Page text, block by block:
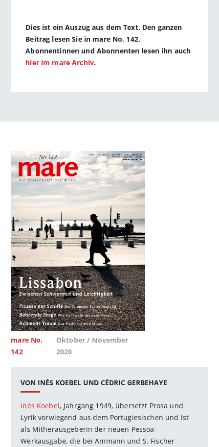
Dies ist ein Auszug aus dem Text. Den ganzen
Beitrag lesen Sie in mare No. 142.
Abonnentinnen und Abonnenten lesen ihn auch
hier im mare Archiv.
mare No.
142
Oktober / November
2020
VON INÉS KOEBEL UND CÉDRIC GERBEHAYE
Inés Koebel, Jahrgang 1949, übersetzt Prosa und
Lyrik vorwiegend aus dem Portugiesischen und ist
als Mitherausgeberin der neuen Pessoa-
Werkausgabe, die bei Ammann und S. Fischer